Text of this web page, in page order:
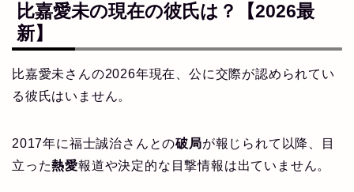
比嘉愛未の現在の彼氏は？【2026最
新】
比嘉愛未さんの2026年現在、公に交際が認められてい
る彼氏はいません。
2017年に福士誠治さんとの破局が報じられて以降、目
立った熱愛報道や決定的な目撃情報は出ていません。